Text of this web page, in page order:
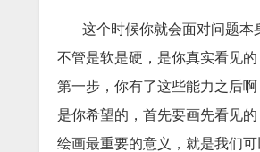
这个时候你就会面对问题本
不管是软是硬，是你真实看见
第一步，你有了这些能力之后
是你希望的，首先要画先看见
绘画最重要的意义，就是我们